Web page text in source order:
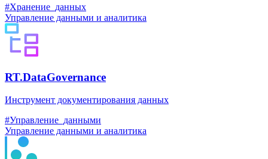
#Хранение_данных
Управление данными и аналитика
RT.DataGovernance
Инструмент документирования данных
#Управление_данными
Управление данными и аналитика